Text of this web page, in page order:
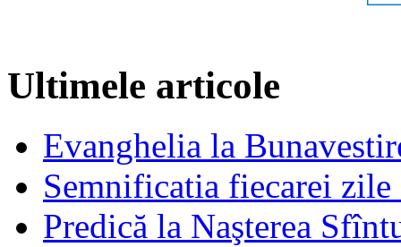
Ultimele articole
Evanghelia la
Semnificatia fiecarei
Predică la Naşterea